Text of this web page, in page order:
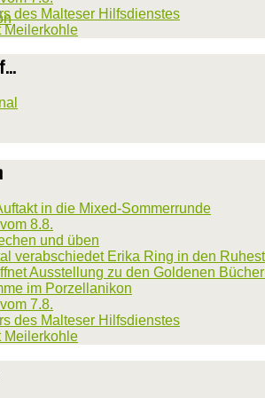
des Malteser Hilfsdienstes
Meilerkohle
in die Mixed-Sommerrunde
8.8.
und üben
verabschiedet Erika Ring in den
Ausstellung zu den Goldenen
im Porzellanikon
7.8.
des Malteser Hilfsdienstes
Meilerkohle